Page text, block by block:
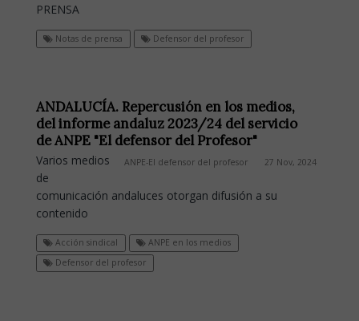
PRENSA
Notas de prensa Defensor del profesor
ANDALUCÍA. Repercusión en los medios,
del informe andaluz 2023/24 del servicio
de ANPE "El defensor del Profesor"
ANPE-El defensor del profesor 27 Nov, 2024
Varios medios
de
comunicación andaluces otorgan difusión a su
contenido
Acción sindical
ANPE en los medios
Defensor del profesor